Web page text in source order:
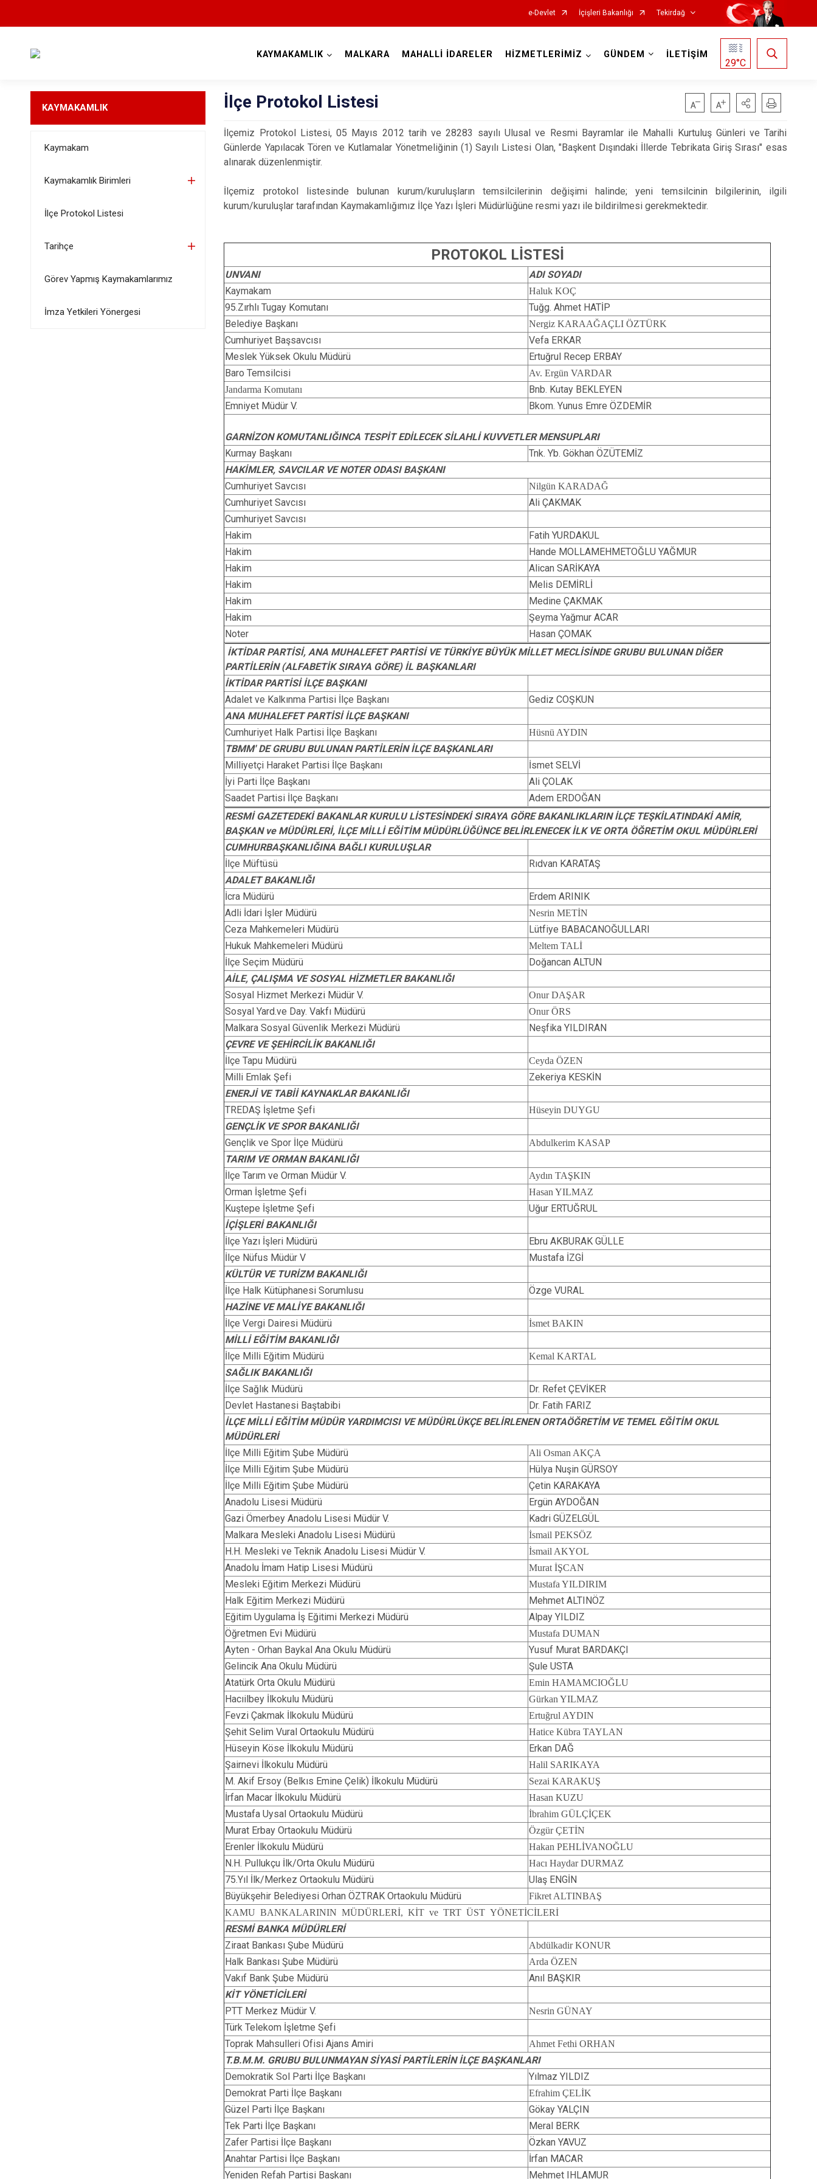
e-Devlet İçişleri Bakanlığı Tekirdağ
Çerkezköy
Hayrabolu
Malkara
Marmaraereğlisi
Saray
Süleymanpaşa
Ergene
Kapaklı
KAYMAKAMLIK MALKARA MAHALLİ İDARELER HİZMETLERİMİZ GÜNDEM İLETİŞİM
29°C
KAYMAKAMLIK
Kaymakam
Kaymakamlık Birimleri
İlçe Protokol Listesi
Tarihçe
Görev Yapmış Kaymakamlarımız
İmza Yetkileri Yönergesi
İlçe Protokol Listesi
İlçemiz Protokol Listesi, 05 Mayıs 2012 tarih ve 28283 sayılı Ulusal ve Resmi Bayramlar ile Mahalli Kurtuluş Günleri ve Tarihi
Günlerde Yapılacak Tören ve Kutlamalar Yönetmeliğinin (1) Sayılı Listesi Olan, "Başkent Dışındaki İllerde Tebrikata Giriş Sırası" esas
alınarak düzenlenmiştir.
İlçemiz protokol listesinde bulunan kurum/kuruluşların temsilcilerinin değişimi halinde; yeni temsilcinin bilgilerinin, ilgili
kurum/kuruluşlar tarafından Kaymakamlığımız İlçe Yazı İşleri Müdürlüğüne resmi yazı ile bildirilmesi gerekmektedir.
PROTOKOL LİSTESİ
UNVANI
ADI SOYADI
Kaymakam
Haluk KOÇ
95.Zırhlı Tugay Komutanı
Tuğg. Ahmet HATİP
Belediye Başkanı
Nergiz KARAAĞAÇLI ÖZTÜRK
Cumhuriyet Başsavcısı
Vefa ERKAR
Meslek Yüksek Okulu Müdürü
Ertuğrul Recep ERBAY
Baro Temsilcisi
Av. Ergün VARDAR
Jandarma Komutanı
Bnb. Kutay BEKLEYEN
Emniyet Müdür V.
Bkom. Yunus Emre ÖZDEMİR
GARNİZON KOMUTANLIĞINCA TESPİT EDİLECEK SİLAHLİ KUVVETLER MENSUPLARI
Kurmay Başkanı
Tnk. Yb. Gökhan ÖZÜTEMİZ
HAKİMLER, SAVCILAR VE NOTER ODASI BAŞKANI
Cumhuriyet Savcısı
Nilgün KARADAĞ
Cumhuriyet Savcısı
Ali ÇAKMAK
Cumhuriyet Savcısı
Hakim
Fatih YURDAKUL
Hakim
Hande MOLLAMEHMETOĞLU YAĞMUR
Hakim
Alican SARİKAYA
Hakim
Melis DEMİRLİ
Hakim
Medine ÇAKMAK
Hakim
Şeyma Yağmur ACAR
Noter
Hasan ÇOMAK
İKTİDAR PARTİSİ, ANA MUHALEFET PARTİSİ VE TÜRKİYE BÜYÜK MİLLET MECLİSİNDE GRUBU BULUNAN DİĞER
PARTİLERİN (ALFABETİK SIRAYA GÖRE) İL BAŞKANLARI
İKTİDAR PARTİSİ İLÇE BAŞKANI
Adalet ve Kalkınma Partisi İlçe Başkanı
Gediz COŞKUN
ANA MUHALEFET PARTİSİ İLÇE BAŞKANI
Cumhuriyet Halk Partisi İlçe Başkanı
Hüsnü AYDIN
TBMM' DE GRUBU BULUNAN PARTİLERİN İLÇE BAŞKANLARI
Milliyetçi Haraket Partisi İlçe Başkanı
İsmet SELVİ
İyi Parti İlçe Başkanı
Ali ÇOLAK
Saadet Partisi İlçe Başkanı
Adem ERDOĞAN
RESMİ GAZETEDEKİ BAKANLAR KURULU LİSTESİNDEKİ SIRAYA GÖRE BAKANLIKLARIN İLÇE TEŞKİLATINDAKİ AMİR,
BAŞKAN ve MÜDÜRLERİ, İLÇE MİLLİ EĞİTİM MÜDÜRLÜĞÜNCE BELİRLENECEK İLK VE ORTA ÖĞRETİM OKUL MÜDÜRLERİ
CUMHURBAŞKANLIĞINA BAĞLI KURULUŞLAR
İlçe Müftüsü
Rıdvan KARATAŞ
ADALET BAKANLIĞI
İcra Müdürü
Erdem ARINIK
Adli İdari İşler Müdürü
Nesrin METİN
Ceza Mahkemeleri Müdürü
Lütfiye BABACANOĞULLARI
Hukuk Mahkemeleri Müdürü
Meltem TALİ
İlçe Seçim Müdürü
Doğancan ALTUN
AİLE, ÇALIŞMA VE SOSYAL HİZMETLER BAKANLIĞI
Sosyal Hizmet Merkezi Müdür V.
Onur DAŞAR
Sosyal Yard.ve Day. Vakfı Müdürü Onur ÖRS
Malkara Sosyal Güvenlik Merkezi Müdürü
Neşfika YILDIRAN
ÇEVRE VE ŞEHİRCİLİK BAKANLIĞI
İlçe Tapu Müdürü
Ceyda ÖZEN
Milli Emlak Şefi
Zekeriya KESKİN
ENERJİ VE TABİİ KAYNAKLAR BAKANLIĞI
TREDAŞ İşletme Şefi
Hüseyin DUYGU
GENÇLİK VE SPOR BAKANLIĞI
Gençlik ve Spor İlçe Müdürü
Abdulkerim KASAP
TARIM VE ORMAN BAKANLIĞI
İlçe Tarım ve Orman Müdür V.
Aydın TAŞKIN
Orman İşletme Şefi Hasan YILMAZ
Kuştepe İşletme Şefi
Uğur ERTUĞRUL
İÇİŞLERİ BAKANLIĞI
İlçe Yazı İşleri Müdürü
Ebru AKBURAK GÜLLE
İlçe Nüfus Müdür V
Mustafa İZGİ
KÜLTÜR VE TURİZM BAKANLIĞI
İlçe Halk Kütüphanesi Sorumlusu
Özge VURAL
HAZİNE VE MALİYE BAKANLIĞI
İlçe Vergi Dairesi Mü​dürü
İsmet BAKIN
MİLLİ EĞİTİM BAKANLIĞI
İlçe Milli Eğitim Müdürü
Kemal KARTAL
SAĞLIK BAKANLIĞI
İlçe Sağlık Müdürü
Dr. Refet ÇEVİKER
Devlet Hastanesi Baştabibi
Dr. Fatih FARIZ
İLÇE MİLLİ EĞİTİM MÜDÜR YARDIMCISI VE MÜDÜRLÜKÇE BELİRLENEN ORTAÖĞRETİM VE TEMEL EĞİTİM OKUL
MÜDÜRLERİ
İlçe Milli Eğitim Şube Müdürü
Ali Osman AKÇA
İlçe Milli Eğitim Şube Müdürü
Hülya Nuşin GÜRSOY
İlçe Milli Eğitim Şube Müdürü
Çetin KARAKAYA
Anadolu Lisesi Müdürü
Ergün AYDOĞAN
Gazi Ömerbey Anadolu Lisesi Müdür V.
Kadri GÜZELGÜL
Malkara Mesleki Anadolu Lisesi Müdürü
İsmail PEKSÖZ
H.H. Mesleki ve Teknik Anadolu Lisesi Müdür V. İsmail AKYOL
Anadolu İmam Hatip Lisesi Müdürü Murat İŞCAN
Mesleki Eğitim Merkezi M​üdürü Mustafa YILDIRIM
Halk Eğitim Merkezi Müdürü
Mehmet ALTINÖZ
Eğitim Uygulama İş Eğitimi Merkezi Müdürü
Alpay YILDIZ
Öğretmen Evi Müdürü
Mustafa DUMAN
Ayten - Orhan Baykal Ana Okulu Müdürü
Yusuf Murat BARDAKÇI
Gelincik Ana Okulu Müdürü
Şule USTA
Atatürk Orta Okulu Müdürü
Emin HAMAMCIOĞLU
Hacıilbey İlkokulu Müdürü Gürkan YILMAZ
Fevzi Çakmak İlkokulu Müdürü Ertuğrul AYDIN
Şehit Selim Vural Ortaokulu Müdürü Hatice Kübra TAYLAN
Hüseyin Köse İlkokulu Müdürü
Erkan DAĞ
Şairnevi İlkokulu Müdürü
Halil SARIKAYA
M. Akif Ersoy (Belkıs Emine Çelik) İlkokulu Müdürü Sezai KARAKUŞ
İrfan Macar İlkokulu Müdürü Hasan KUZU
Mustafa Uysal Ortaokulu Müdürü İbrahim GÜLÇİÇEK
Murat Erbay Ortaokulu Müdürü Özgür ÇETİN
Erenler İlkokulu Müdürü Hakan PEHLİVANOĞLU
N.H. Pullukçu İlk/Orta Okulu Müdürü Hacı Haydar DURMAZ
75.Yıl İlk/Merkez Ortaokulu Müdürü
Ulaş ENGİN
Büyükşehir Belediyesi Orhan ÖZTRAK Ortaokulu Müdürü
Fikret ALTINBAŞ
KAMU BANKALARININ MÜDÜRLERİ, KİT ve TRT ÜST YÖNETİCİLERİ
RESMİ BANKA MÜDÜRLERİ
Ziraat Bankası Şube Müdürü
Abdülkadir KONUR
Halk Bankası Şube Müdürü Arda ÖZEN
Vakıf Bank Şube Müdürü
Anıl BAŞKIR
KİT YÖNETİCİLERİ
PTT Merkez Müdür V.
Nesrin GÜNAY
Türk Telekom İşletme Şefi
Toprak Mahsulleri Ofisi Ajans Amiri
Ahmet Fethi ORHAN
T.B.M.M. GRUBU BULUNMAYAN SİYASİ PARTİLERİN İLÇE BAŞKANLARI
Demokratik Sol Parti İlçe Başkanı
Yılmaz YILDIZ
Demokrat Parti İlçe Başkanı
Efrahim ÇELİK
Güzel Parti İlçe Başkanı
Gökay YALÇIN
Tek Parti İlçe Başkanı
Meral BERK
Zafer Partisi İlçe Başkanı
Özkan YAVUZ
Anahtar Partisi İlçe Başkanı
İrfan MACAR
Yeniden Refah Partisi Başkanı
Mehmet IHLAMUR